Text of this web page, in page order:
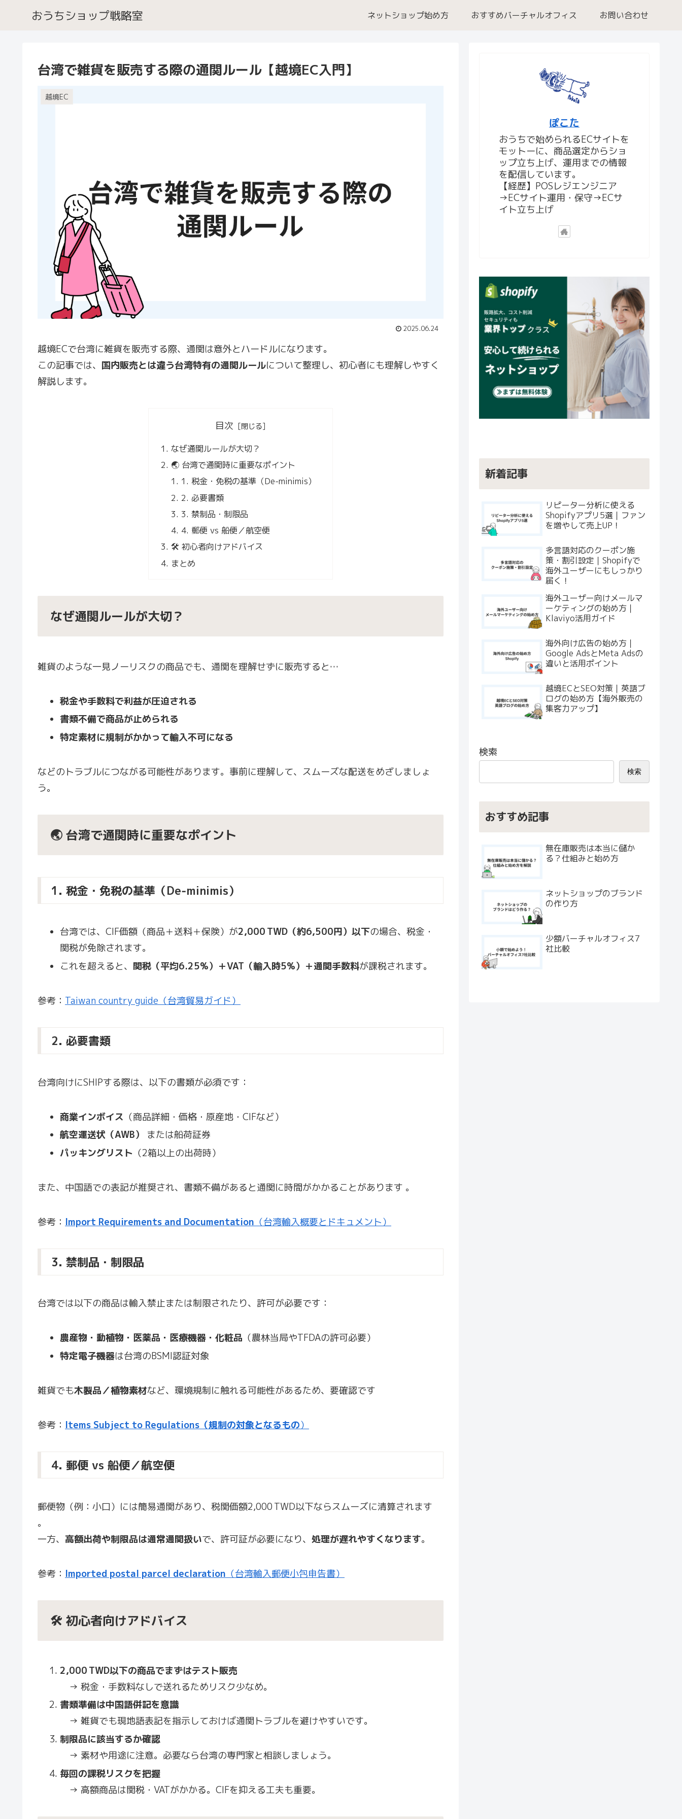
おうちショップ戦略室 ネットショップ始め方 おすすめバーチャルオフィス お問い合わせ
台湾で雑貨を販売する際の通関ルール【越境EC入門】
越境EC
2025.06.24
越境ECで台湾に雑貨を販売する際、通関は意外とハードルになります。
この記事では、 国内販売とは違う台湾特有の通関ルールについて整理し、初心者にも理解しやすく
解説します。
目次
なぜ通関ルールが大切？
🌏 台湾で通関時に重要なポイント
1. 税金・免税の基準（De‑minimis）
2. 必要書類
3. 禁制品・制限品
4. 郵便 vs 船便／航空便
🛠 初心者向けアドバイス
まとめ
なぜ通関ルールが大切？
雑貨のような一見ノーリスクの商品でも、通関を理解せずに販売すると…
税金や手数料で利益が圧迫される
書類不備で商品が止められる
特定素材に規制がかかって輸入不可になる
などのトラブルにつながる可能性があります。事前に理解して、スムーズな配送をめざしましょ
う。
🌏 台湾で通関時に重要なポイント
1. 税金・免税の基準（De‑minimis）
台湾では、CIF価額（商品＋送料＋保険）が2,000 TWD（約6,500円）以下の場合、税金・
関税が免除されます。
これを超えると、 関税（平均6.25%）＋VAT（輸入時5%）＋通関手数料が課税されます。
参考： Taiwan country guide（台湾貿易ガイド）
2. 必要書類
台湾向けにSHIPする際は、以下の書類が必須です：
商業インボイス （商品詳細・価格・原産地・CIFなど）
航空運送状（AWB）
または船荷証券
パッキングリスト （2箱以上の出荷時）
また、中国語での表記が推奨され、書類不備があると通関に時間がかかることがあります 。
参考： Import Requirements and Documentation （台湾輸入概要とドキュメント）
3. 禁制品・制限品
台湾では以下の商品は輸入禁止または制限されたり、許可が必要です：
農産物・動植物・医薬品・医療機器・化粧品 （農林当局やTFDAの許可必要）
特定電子機器は台湾のBSMI認証対象
雑貨でも木製品／植物素材など、環境規制に触れる可能性があるため、要確認です
参考： Items Subject to Regulations（規制の対象となるもの）
4. 郵便 vs 船便／航空便
郵便物（例：小口）には簡易通関があり、税関価額2,000 TWD以下ならスムーズに清算されます
。
一方、 高額出荷や制限品は通常通関扱いで、許可証が必要になり、 処理が遅れやすくなります。
参考： Imported postal parcel declaration （台湾輸入郵便小包申告書）
🛠 初心者向けアドバイス
2,000 TWD以下の商品でまずはテスト販売
→ 税金・手数料なしで送れるためリスク少なめ。
書類準備は中国語併記を意識
→ 雑貨でも現地語表記を指示しておけば通関トラブルを避けやすいです。
制限品に該当するか確認
→ 素材や用途に注意。必要なら台湾の専門家と相談しましょう。
毎回の課税リスクを把握
→ 高額商品は関税・VATがかかる。CIFを抑える工夫も重要。
ぽこた
おうちで始められるECサイトを
モットーに、商品選定からショ
ップ立ち上げ、運用までの情報
を配信しています。
【経歴】POSレジエンジニア
→ECサイト運用・保守→ECサ
イト立ち上げ
新着記事
リピーター分析に使える
Shopifyアプリ5選｜ファン
を増やして売上UP！
多言語対応のクーポン施
策・割引設定｜Shopifyで
海外ユーザーにもしっかり
届く！
海外ユーザー向けメールマ
ーケティングの始め方｜
Klaviyo活用ガイド
海外向け広告の始め方｜
Google AdsとMeta Adsの
違いと活用ポイント
越境ECとSEO対策｜英語ブ
ログの始め方【海外販売の
集客力アップ】
検索
検索
おすすめ記事
無在庫販売は本当に儲か
る？仕組みと始め方
ネットショップのブランド
の作り方
少額バーチャルオフィス7
社比較